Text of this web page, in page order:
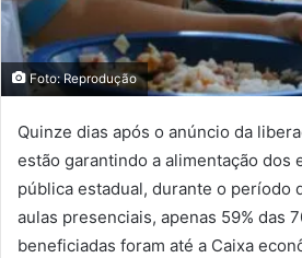
Foto: Reprodução
Quinze dias após o anúncio da
estão garantindo a alimentação dos
pública estadual, durante o período
aulas presenciais, apenas 59% das
beneficiadas foram até a Caixa